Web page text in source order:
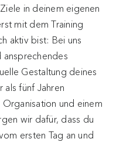
in deinem eigenen
mit dem Training
aktiv bist: Bei uns
Gestaltung deines
als fünf Jahren
und einem
wir dafür, dass du
ersten Tag an und